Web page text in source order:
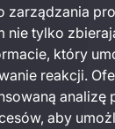
zarządzania
nie tylko
, który
reakcji.
analizę
, aby